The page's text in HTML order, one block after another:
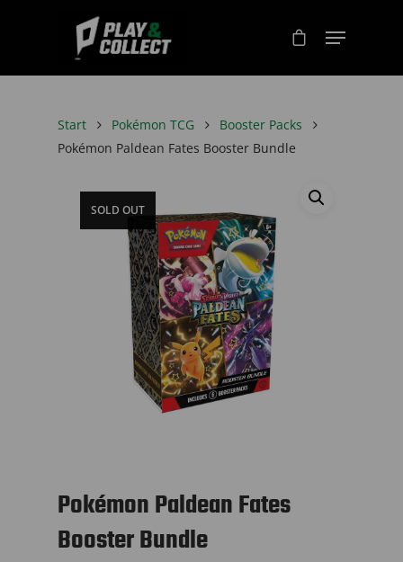
Start Pokémon TCG
Booster Packs
Pokémon Paldean Fates Booster Bundle
SOLD OUT
Pokémon Paldean Fates
Booster Bundle